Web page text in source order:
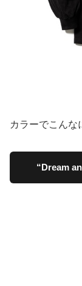
カラーでこんな
“Dream